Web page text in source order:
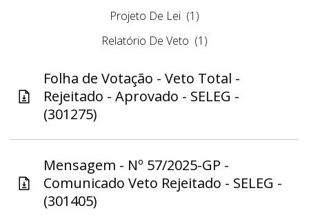
Projeto De Lei (1)
Relatório De Veto (1)
Folha de Votação - Veto Total -
Rejeitado - Aprovado - SELEG -
(301275)
Mensagem - Nº 57/2025-GP -
Comunicado Veto Rejeitado - SELEG -
(301405)